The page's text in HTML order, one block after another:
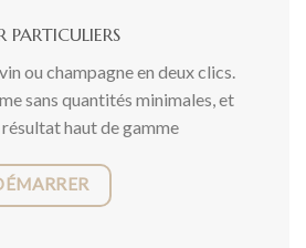
PARTICULIERS
ou champagne en deux clics.
sans quantités minimales, et
haut de gamme